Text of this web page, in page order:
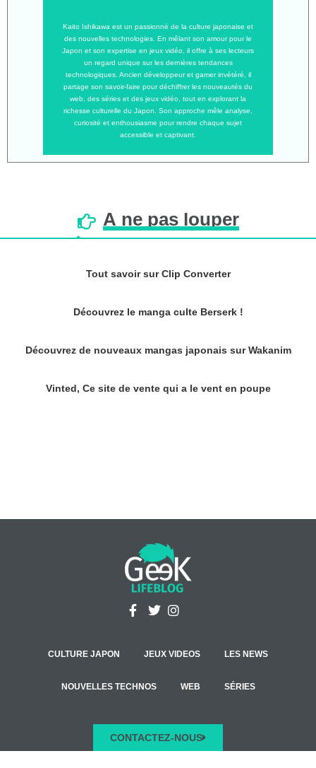
Kaito Ishikawa est un passionné de la culture japonaise et
des nouvelles technologies. En mêlant son amour pour le
Japon et son expertise en jeux vidéo, il offre à ses lecteurs
un regard unique sur les dernières tendances
technologiques. Ancien développeur et gamer invétéré, il
partage son savoir-faire pour déchiffrer les nouveautés du
web, des séries et des jeux vidéo, tout en explorant la
richesse culturelle du Japon. Son approche mêle analyse,
curiosité et enthousiasme pour rendre chaque sujet
accessible et captivant.
À ne pas louper
Tout savoir sur Clip Converter
Découvrez le manga culte Berserk !
Découvrez de nouveaux mangas japonais sur Wakanim
Vinted, Ce site de vente qui a le vent en poupe
CULTURE JAPON JEUX VIDEOS LES NEWS
NOUVELLES TECHNOS WEB SÉRIES
CONTACTEZ-NOUS